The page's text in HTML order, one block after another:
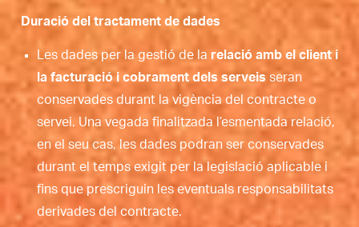
Duració del tractament de dades
Les dades per la gestió de la relació amb el client i
la facturació i cobrament dels serveis seran
conservades durant la vigència del contracte o
servei. Una vegada finalitzada l’esmentada relació,
en el seu cas, les dades podran ser conservades
durant el temps exigit per la legislació aplicable i
fins que prescriguin les eventuals responsabilitats
derivades del contracte.